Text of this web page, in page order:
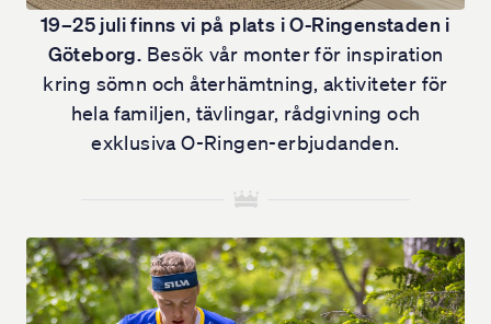
KUNGSÄNGEN EVENT
Ladda om hos KungSängen under O-
Ringen
19–25 juli finns vi på plats i O-Ringenstaden i
Göteborg. Besök vår monter för inspiration
kring sömn och återhämtning, aktiviteter för
hela familjen, tävlingar, rådgivning och
exklusiva O-Ringen-erbjudanden.